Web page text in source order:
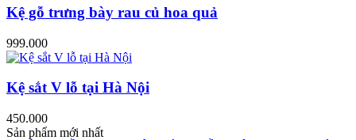
Kệ gỗ trưng bày rau củ hoa quả
999.000
Kệ sắt V lỗ tại Hà Nội
450.000
Sản phẩm mới nhất